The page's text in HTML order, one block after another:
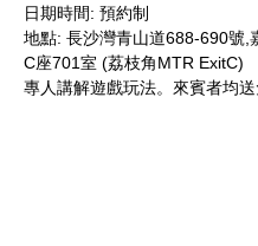
日期時間: 預約制
地點: 長沙灣青山道688-690號,
C座701室 (荔枝角MTR ExitC)
專人講解遊戲玩法。來賓者均